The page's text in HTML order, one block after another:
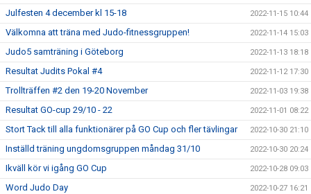
Julfesten 4 december kl 15-18 2022-11-15 10:44
Välkomna att träna med Judo-fitnessgruppen! 2022-11-14 15:03
Judo5 samträning i Göteborg 2022-11-13 18:18
Resultat Judits Pokal #4 2022-11-12 17:30
Trollträffen #2 den 19-20 November 2022-11-03 19:38
Resultat GO-cup 29/10 - 22 2022-11-01 08:22
Stort Tack till alla funktionärer på GO Cup och fler tävlingar 2022-10-30 21:10
Inställd träning ungdomsgruppen måndag 31/10 2022-10-30 20:24
Ikväll kör vi igång GO Cup 2022-10-28 09:03
Word Judo Day 2022-10-27 16:21